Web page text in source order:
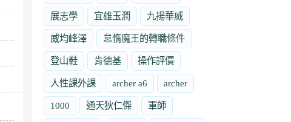
展志學 宜雄玉潤 九揚華威
威均峰澤 怠惰魔王的轉職條件
登山鞋 肯德基 操作評價
人性課外課 archer a6 archer
1000 通天狄仁傑 軍師